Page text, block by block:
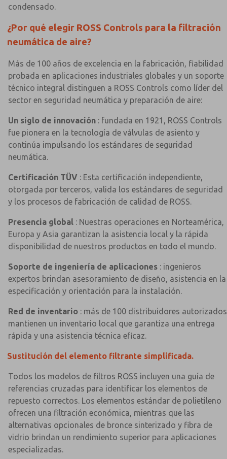
condensado.
¿Por qué elegir ROSS Controls para la filtración
neumática de aire?
Más de 100 años de excelencia en la fabricación, fiabilidad
probada en aplicaciones industriales globales y un soporte
técnico integral distinguen a ROSS Controls como líder del
sector en seguridad neumática y preparación de aire:
Un siglo de innovación : fundada en 1921, ROSS Controls
fue pionera en la tecnología de válvulas de asiento y
continúa impulsando los estándares de seguridad
neumática.
Certificación TÜV : Esta certificación independiente,
otorgada por terceros, valida los estándares de seguridad
y los procesos de fabricación de calidad de ROSS.
Presencia global : Nuestras operaciones en Norteamérica,
Europa y Asia garantizan la asistencia local y la rápida
disponibilidad de nuestros productos en todo el mundo.
Soporte de ingeniería de aplicaciones : ingenieros
expertos brindan asesoramiento de diseño, asistencia en la
especificación y orientación para la instalación.
Red de inventario : más de 100 distribuidores autorizados
mantienen un inventario local que garantiza una entrega
rápida y una asistencia técnica eficaz.
Sustitución del elemento filtrante simplificada.
Todos los modelos de filtros ROSS incluyen una guía de
referencias cruzadas para identificar los elementos de
repuesto correctos. Los elementos estándar de polietileno
ofrecen una filtración económica, mientras que las
alternativas opcionales de bronce sinterizado y fibra de
vidrio brindan un rendimiento superior para aplicaciones
especializadas.